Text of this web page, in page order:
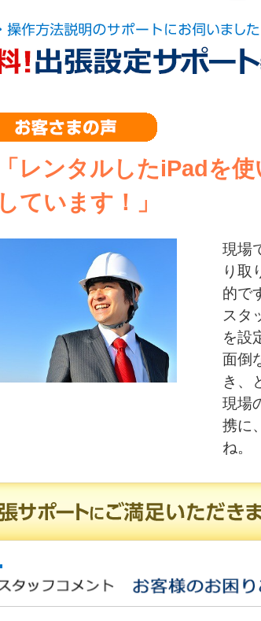
「レンタルしたiPadを
しています！」
現場
り取
的で
スタ
を設
面倒
き、
現場
携に
ね。